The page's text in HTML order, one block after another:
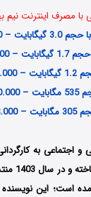
با مصرف اینترنت نیم
و اجتماعی به
‌نژاد و
است؛ این